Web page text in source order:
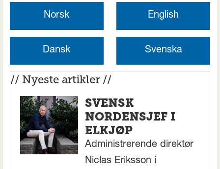
Norsk English
Dansk Svenska
// Nyeste artikler //
SVENSK
NORDENSJEF I
ELKJØP
Administrerende direktør
Niclas Eriksson i